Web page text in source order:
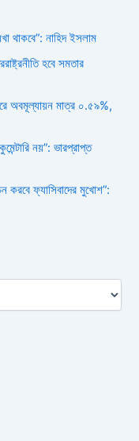
থাকবে”: নাহিদ ইসলাম
হবে সমতার
অবমূল্যায়ন মাত্র ০.৫৯%,
নয়”: ভারপ্রাপ্ত
ফ্যাসিবাদের মুখোশ”: